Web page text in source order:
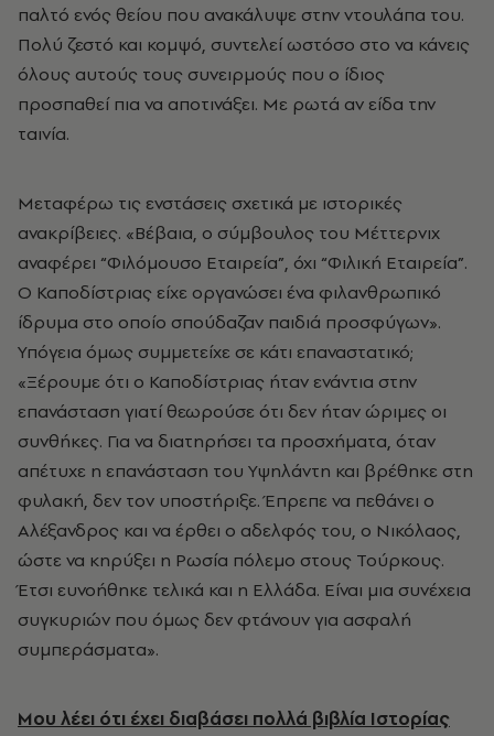
παλτό ενός θείου που ανακάλυψε στην ντουλάπα του.
Πολύ ζεστό και κομψό, συντελεί ωστόσο στο να κάνεις
όλους αυτούς τους συνειρμούς που ο ίδιος
προσπαθεί πια να αποτινάξει. Με ρωτά αν είδα την
ταινία.
Μεταφέρω τις ενστάσεις σχετικά με ιστορικές
ανακρίβειες. «Βέβαια, ο σύμβουλος του Μέττερνιχ
αναφέρει “Φιλόμουσο Εταιρεία”, όχι “Φιλική Εταιρεία”.
Ο Καποδίστριας είχε οργανώσει ένα φιλανθρωπικό
ίδρυμα στο οποίο σπούδαζαν παιδιά προσφύγων».
Υπόγεια όμως συμμετείχε σε κάτι επαναστατικό;
«Ξέρουμε ότι ο Καποδίστριας ήταν ενάντια στην
επανάσταση γιατί θεωρούσε ότι δεν ήταν ώριμες οι
συνθήκες. Για να διατηρήσει τα προσχήματα, όταν
απέτυχε η επανάσταση του Υψηλάντη και βρέθηκε στη
φυλακή, δεν τον υποστήριξε. Έπρεπε να πεθάνει ο
Αλέξανδρος και να έρθει ο αδελφός του, ο Νικόλαος,
ώστε να κηρύξει η Ρωσία πόλεμο στους Τούρκους.
Έτσι ευνοήθηκε τελικά και η Ελλάδα. Είναι μια συνέχεια
συγκυριών που όμως δεν φτάνουν για ασφαλή
συμπεράσματα».
Μου λέει ότι έχει διαβάσει πολλά βιβλία Ιστορίας